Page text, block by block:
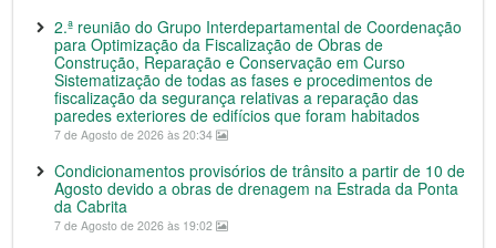
2.ª reunião do Grupo Interdepartamental de Coordenação
para Optimização da Fiscalização de Obras de
Construção, Reparação e Conservação em Curso
Sistematização de todas as fases e procedimentos de
fiscalização da segurança relativas a reparação das
paredes exteriores de edifícios que foram habitados
7 de Agosto de 2026 às 20:34
Condicionamentos provisórios de trânsito a partir de 10 de
Agosto devido a obras de drenagem na Estrada da Ponta
da Cabrita
7 de Agosto de 2026 às 19:02